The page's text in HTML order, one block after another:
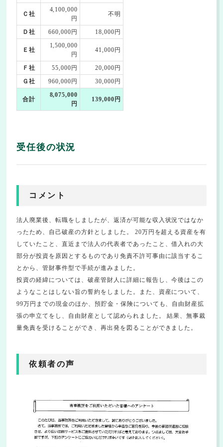
Ｃ社
4,100,000
円
不明
Ｄ社 660,000円 18,000円
Ｅ社
1,500,000
円
41,000円
Ｆ社 55,000円
20,000円
Ｇ社
960,000円 30,000円
合計
8,075,000
円
139,000円
受任後の状況
コメント
法人廃業後、転職をしましたが、返済が可能な収入状況ではなか
ったため、自己破産の方針としました。 20万円を超える資産を有
していたこと、直近まで法人の代表者であったこと、借入れの大
部分が投資を原因とするものであり免責不許可事由に該当するこ
とから、管財事件型で手続が進みました。
投資の経緯については、破産管財人に詳細に報告し、今後はこの
ようなことはしない旨の誓約をしました。また、資産について、
99万円までの現金のほか、預貯金・保険についても、自由財産拡
張の申立てをし、自由財産として認められました。 結果、無事裁
量免責を受けることができ、再出発を図ることができました。
依頼者の声